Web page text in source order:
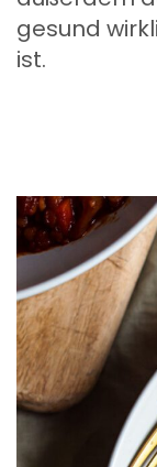
gesund
ist.